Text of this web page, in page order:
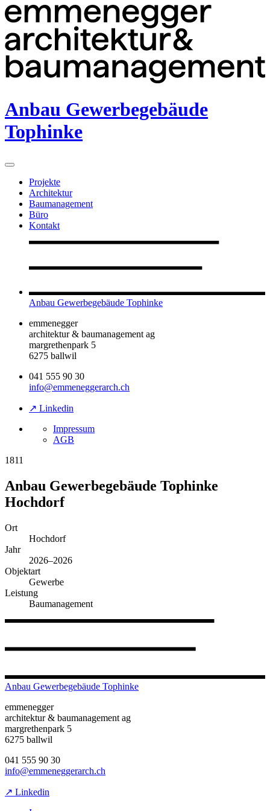
Anbau Gewerbegebäude
Tophinke
Projekte
Architektur
Baumanagement
Büro
Kontakt
Anbau Gewerbegebäude Tophinke
emmenegger
architektur & baumanagement ag
margrethenpark 5
6275 ballwil
041 555 90 30
info@emmeneggerarch.ch
↗ Linkedin
Impressum
AGB
1811
Anbau Gewerbegebäude Tophinke
Hochdorf
Ort
Hochdorf
Jahr
2026–2026
Objektart
Gewerbe
Leistung
Baumanagement
Anbau Gewerbegebäude Tophinke
emmenegger
architektur & baumanagement ag
margrethenpark 5
6275 ballwil
041 555 90 30
info@emmeneggerarch.ch
↗ Linkedin